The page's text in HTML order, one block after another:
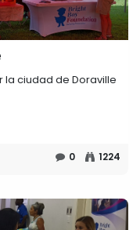
la ciudad de Doraville
0 1224